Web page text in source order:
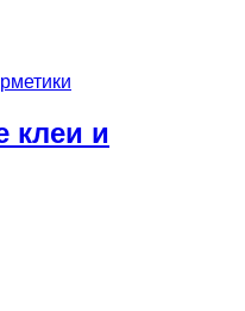
клеи и